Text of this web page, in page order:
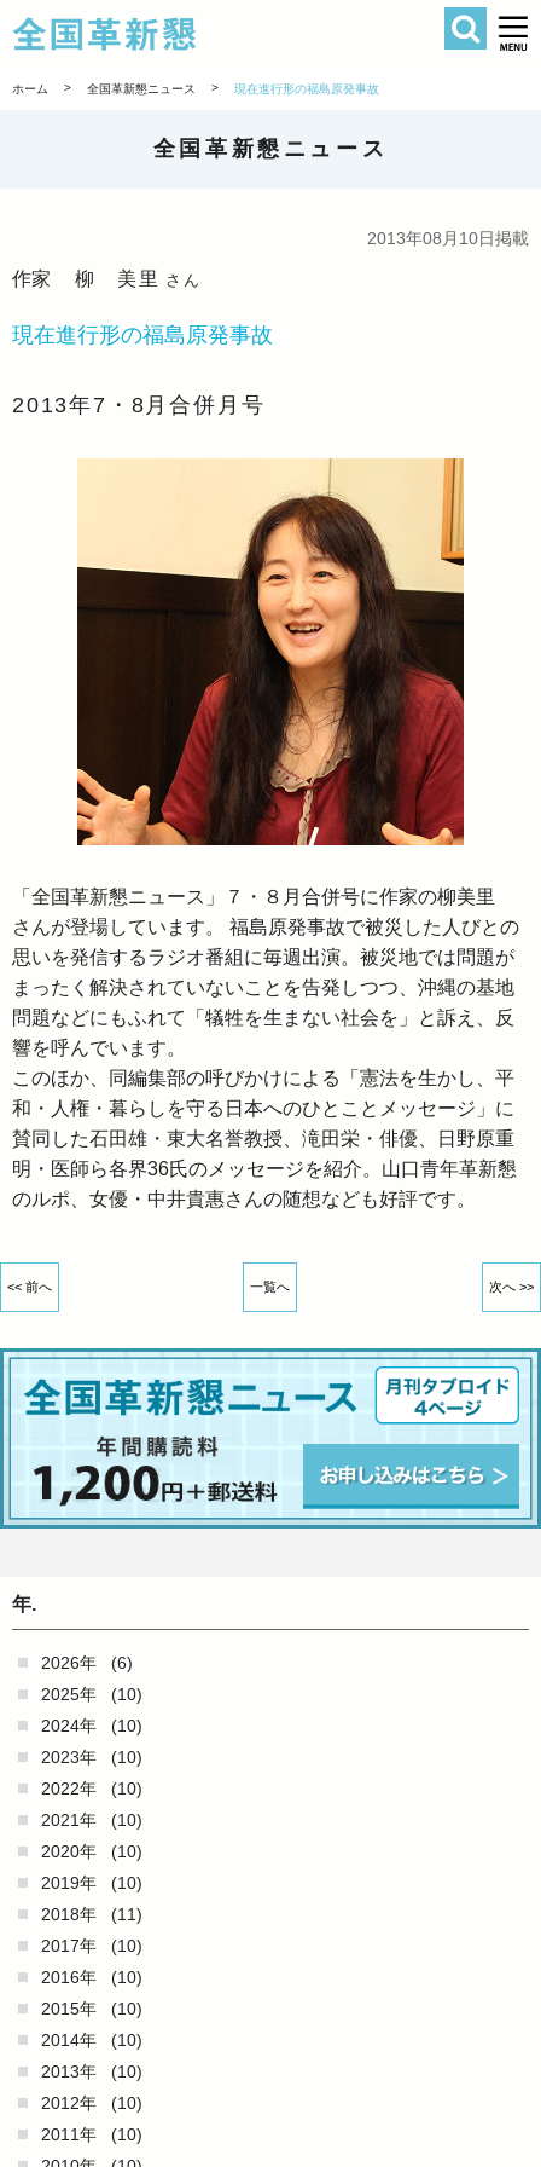
全国革新懇
検索
ホーム > 全国革新懇ニュース > 現在進行形の福島原発事故
全国革新懇ニュース
2013年08月10日掲載
作家 柳 美里 さん
現在進行形の福島原発事故
2013年7・8月合併月号
「全国革新懇ニュース」７・８月合併号に作家の柳美里
さんが登場しています。 福島原発事故で被災した人びとの
思いを発信するラジオ番組に毎週出演。被災地では問題が
まったく解決されていないことを告発しつつ、沖縄の基地
問題などにもふれて「犠牲を生まない社会を」と訴え、反
響を呼んでいます。
このほか、同編集部の呼びかけによる「憲法を生かし、平
和・人権・暮らしを守る日本へのひとことメッセージ」に
賛同した石田雄・東大名誉教授、滝田栄・俳優、日野原重
明・医師ら各界36氏のメッセージを紹介。山口青年革新懇
のルポ、女優・中井貴惠さんの随想なども好評です。
<< 前へ 一覧へ 次へ >>
年.
2026年
(6)
2025年
(10)
2024年
(10)
2023年
(10)
2022年
(10)
2021年
(10)
2020年
(10)
2019年
(10)
2018年
(11)
2017年
(10)
2016年
(10)
2015年
(10)
2014年
(10)
2013年
(10)
2012年
(10)
2011年
(10)